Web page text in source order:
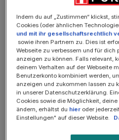
Bildergalerie überspringen
SOMMER-SALE: 25%
Indem du auf „Zustimmen“ klickst,
Cookies (oder ähnlichen
und mit ihr gesellschaftsrechtlich
sowie ihren Partnern zu. Dies ist
Webseite zu verbessern und für dich
anzeigen zu können. Falls relevant,
deinem Verhalten auf der Webseite
Benutzerkonto kombiniert werden,
anzeigen und zukommen lassen zu
in unserer Datenschutzerklärung.
Cookies sowie die Möglichkeit,
ändern, erhältst du hier oder
Einstellungen" auf dieser Website.